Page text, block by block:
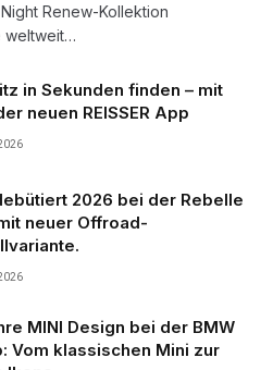
Renew-Kollektion
weltweit…
in Sekunden finden – mit
neuen REISSER App
2026 bei der Rebelle
neuer Offroad-
MINI Design bei der BMW
Vom klassischen Mini zur